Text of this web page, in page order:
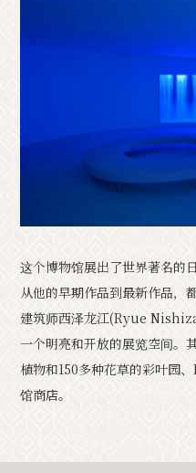
胜地
通知 访问 手
其他协会成员
旅游
关于旅游协会
バナ
隐私政策
这个博物馆展出了世界著名的
从他的早期作品到最新作品，
建筑师西泽龙江(Ryue
一个明亮和开放的展览空间。
植物和150多种花草的彩叶园
馆商店。